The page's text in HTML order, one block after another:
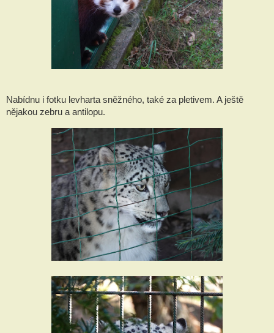
Nabídnu i fotku levharta sněžného, také za pletivem. A ještě
nějakou zebru a antilopu.